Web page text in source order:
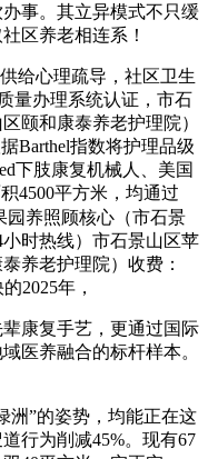
事。其立异模式不只缓
区养老相连系！
给心理疏导，社区卫生
量办理系统认证，市石
颐和康泰养老护理院）
Barthel指数将护理品级
下肢康复机械人、美国
4500平方米，均通过
园养照顾核心（市石景
时热线）市石景山区苹
养老护理院）收费：
2025年，
康复手艺，更通过国际
医养融合的标杆样本。
”的姿势，均能正在这
行为削减45%。现有67